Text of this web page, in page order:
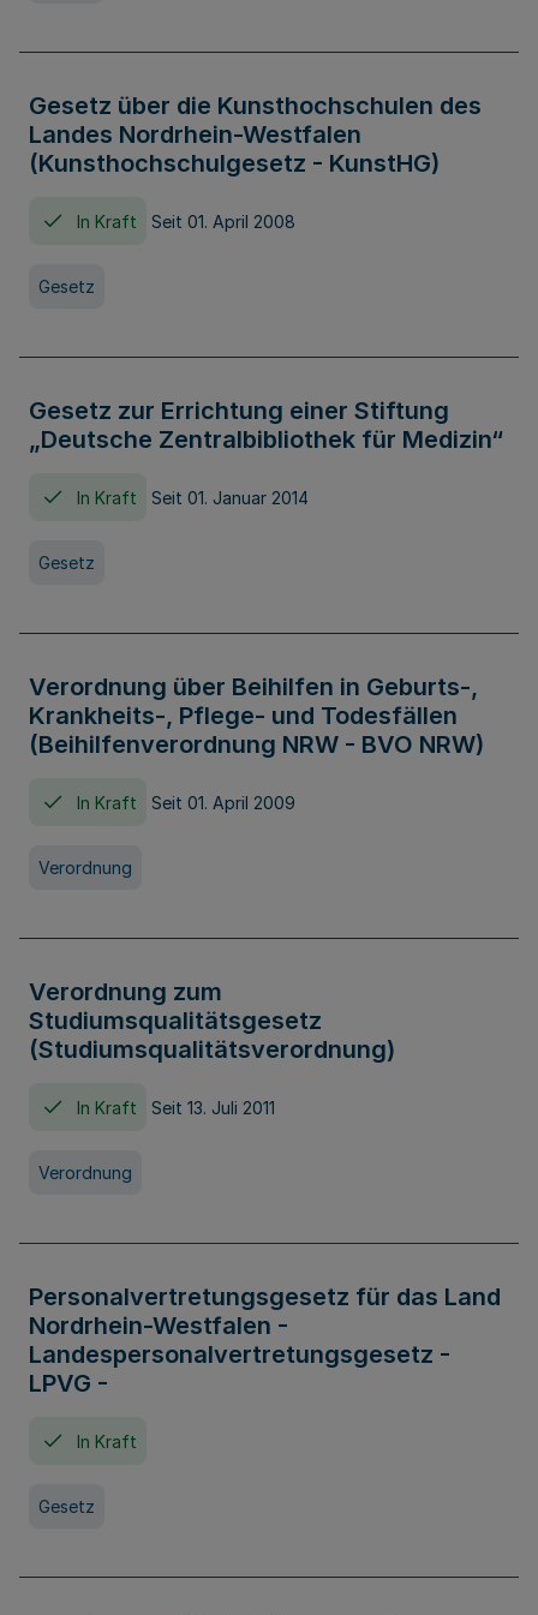
Gesetz über die Kunsthochschulen des
Landes Nordrhein-Westfalen
(Kunsthochschulgesetz - KunstHG)
In Kraft Seit 01. April 2008
Gesetz
Gesetz zur Errichtung einer Stiftung
„Deutsche Zentralbibliothek für Medizin“
In Kraft Seit 01. Januar 2014
Gesetz
Verordnung über Beihilfen in Geburts-,
Krankheits-, Pflege- und Todesfällen
(Beihilfenverordnung NRW - BVO NRW)
In Kraft Seit 01. April 2009
Verordnung
Verordnung zum
Studiumsqualitätsgesetz
(Studiumsqualitätsverordnung)
In Kraft Seit 13. Juli 2011
Verordnung
Personalvertretungsgesetz für das Land
Nordrhein-Westfalen -
Landespersonalvertretungsgesetz -
LPVG -
In Kraft
Gesetz